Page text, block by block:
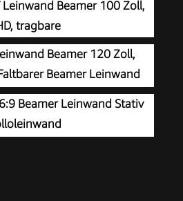
und Freizeitveranstaltungen
Leinwand Beamer 100 Zoll,
tragbare
Beamer 120 Zoll,
Beamer Leinwand
Filmleinwand mit
Movie
für Heimkino Camping
Beamer Leinwand Stativ
ideal für Heimkino